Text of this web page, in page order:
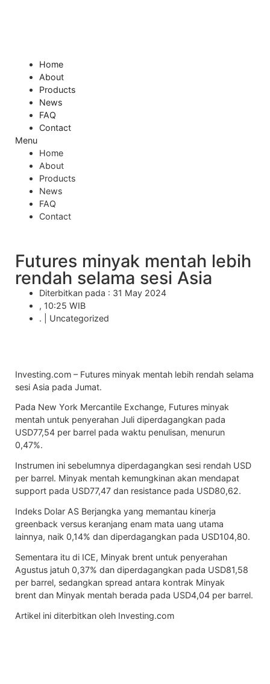
Home
About
Products
News
FAQ
Contact
Menu
Home
About
Products
News
FAQ
Contact
Futures minyak mentah lebih
rendah selama sesi Asia
Diterbitkan pada : 31 May 2024
, 10:25 WIB
. |
Uncategorized
Investing.com – Futures minyak mentah lebih rendah selama
sesi Asia pada Jumat.
Pada New York Mercantile Exchange, Futures minyak
mentah untuk penyerahan Juli diperdagangkan pada
USD77,54 per barrel pada waktu penulisan, menurun
0,47%.
Instrumen ini sebelumnya diperdagangkan sesi rendah USD
per barrel. Minyak mentah kemungkinan akan mendapat
support pada USD77,47 dan resistance pada USD80,62.
Indeks Dolar AS Berjangka yang memantau kinerja
greenback versus keranjang enam mata uang utama
lainnya, naik 0,14% dan diperdagangkan pada USD104,80.
Sementara itu di ICE, Minyak brent untuk penyerahan
Agustus jatuh 0,37% dan diperdagangkan pada USD81,58
per barrel, sedangkan spread antara kontrak Minyak
brent dan Minyak mentah berada pada USD4,04 per barrel.
Artikel ini diterbitkan oleh Investing.com